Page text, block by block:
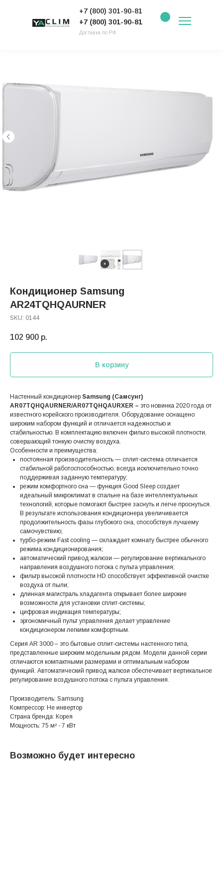
Доставка по РФ
+7 (800) 301-90-81
+7 (800) 301-90-81
Кондиционер Samsung
AR24TQHQAURNER
SKU: 0144
102 900 р.
В корзину
Настенный кондиционер Samsung (Самсунг)
AR07TQHQAURNER/AR07TQHQAURXER – это новинка 2020 года от
известного корейского производителя. Оборудование оснащено
широким набором функций и отличается надежностью и
стабильностью. В комплектацию включен фильто высокой плотности,
совершающий тонкую очистку воздуха.
Особенности и преимущества:
постоянная производительность — сплит-система отличается
стабильной работоспособностью, всегда исключительно точно
поддерживая заданную температуру;
режим комфортного сна — функция Good Sleep создает
идеальный микроклимат в спальне на базе интеллектуальных
технологий, которые помогают быстрее заснуть и легче проснуться.
В результате использования кондиционера увеличивается
продолжительность фазы глубокого сна, способствуя лучшему
самочувствию;
турбо-режим Fast cooling — охлаждает комнату быстрее обычного
режима кондиционирования;
автоматический привод жалюзи — регулирование вертикального
направления воздушного потока с пульта управления;
фильтр высокой плотности HD способствует эффективной очистке
воздуха от пыли;
длинная магистраль хладагента открывает более широкие
возможности для установки сплит-системы;
цифровая индикация температуры;
эргономичный пульт управления делает управление
кондиционером легкими комфортным.
Серия AR 3000 – это бытовые сплит-системы настенного типа,
представленные широким модельным рядом. Модели данной серии
отличаются компактными размерами и оптимальным набором
функций. Автоматический привод жалюзи обеспечивает вертикальное
регулирование воздушного потока с пульта управления.
Производитель: Samsung
Компрессор: Не инвертор
Страна бренда: Корея
Мощность: 75 м² - 7 кВт
Возможно будет интересно